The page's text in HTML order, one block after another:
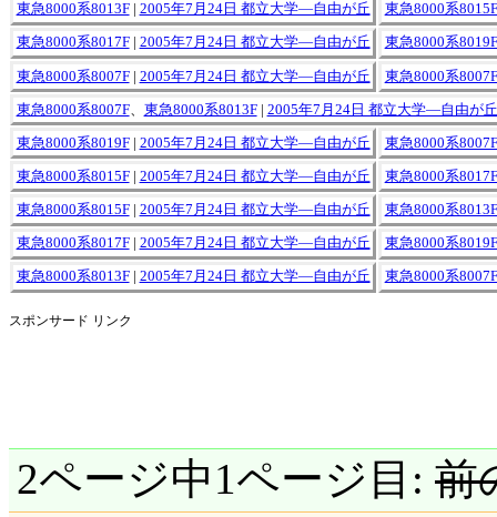
東急8000系8013F| 2005年7月24日 都立大学―自由が丘 東急8000系8015F
東急8000系8017F| 2005年7月24日 都立大学―自由が丘 東急8000系8019F
東急8000系8007F| 2005年7月24日 都立大学―自由が丘 東急8000系8007F
東急8000系8007F、 東急8000系8013F| 2005年7月24日 都立大学―自由が丘
東急8000系8019F| 2005年7月24日 都立大学―自由が丘 東急8000系8007F
東急8000系8015F| 2005年7月24日 都立大学―自由が丘 東急8000系8017F
東急8000系8015F| 2005年7月24日 都立大学―自由が丘 東急8000系8013F
東急8000系8017F| 2005年7月24日 都立大学―自由が丘 東急8000系8019F
東急8000系8013F| 2005年7月24日 都立大学―自由が丘 東急8000系8007F
スポンサード リンク
2ページ中1ページ目: 前